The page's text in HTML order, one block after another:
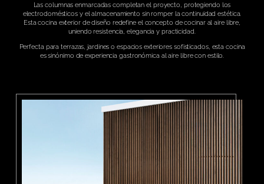
Las columnas enmarcadas completan el proyecto, protegiendo los
electrodomésticos y el almacenamiento sin romper la continuidad estética.
Esta cocina exterior de diseño redefine el concepto de cocinar al aire libre,
uniendo resistencia, elegancia y practicidad.
Perfecta para terrazas, jardines o espacios exteriores sofisticados, esta cocina
es sinónimo de experiencia gastronómica al aire libre con estilo.